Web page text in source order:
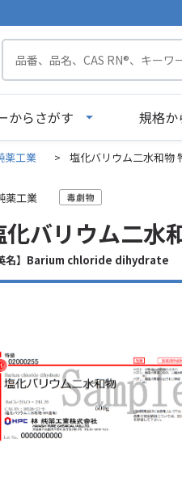
からさがす 規格か
薬工業 > 塩化バリウム二水和物
薬工業
化バリウム二水
英名】Barium chloride dihydrate